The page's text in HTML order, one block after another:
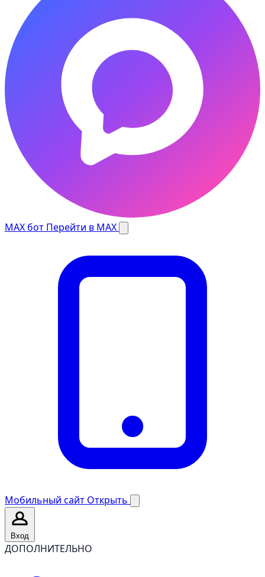
MAX бот Перейти в MAX
Мобильный сайт Открыть
Вход
ДОПОЛНИТЕЛЬНО